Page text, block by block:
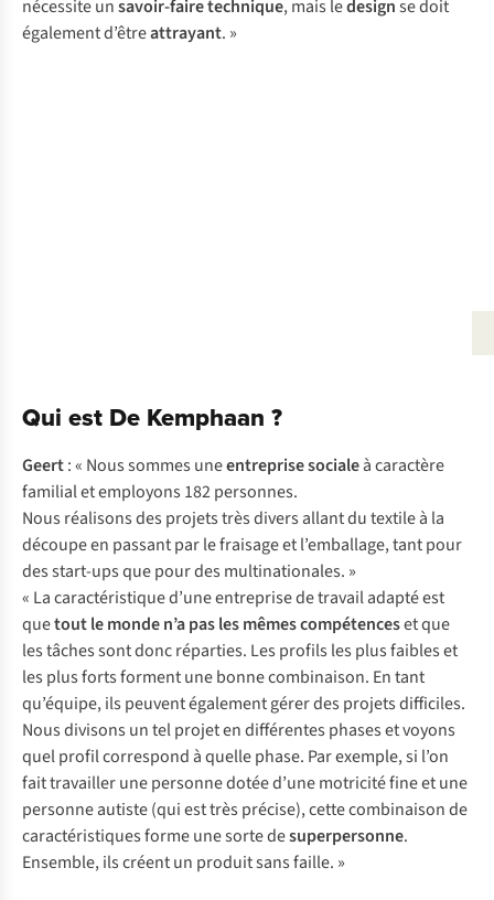
nécessite unsavoir-faire technique, mais ledesignse doit
également d’êtreattrayant. »
Qui est De Kemphaan ?
Geert: « Nous sommes uneentreprise socialeà caractère
familial et employons 182 personnes.
Nous réalisons des projets très divers allant du textile à la
découpe en passant par le fraisage et l’emballage, tant pour
des start-ups que pour des multinationales. »
« La caractéristique d’une entreprise de travail adapté est
quetout le monde n’a pas les mêmes compétenceset que
les tâches sont donc réparties. Les profils les plus faibles et
les plus forts forment une bonne combinaison. En tant
qu’équipe, ils peuvent également gérer des projets difficiles.
Nous divisons un tel projet en différentes phases et voyons
quel profil correspond à quelle phase. Par exemple, si l’on
fait travailler une personne dotée d’une motricité fine et une
personne autiste (qui est très précise), cette combinaison de
caractéristiques forme une sorte desuperpersonne.
Ensemble, ils créent un produit sans faille. »